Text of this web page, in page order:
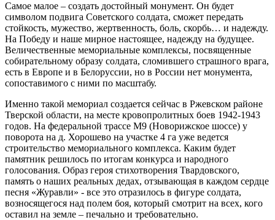
Самое малое – создать достойный монумент. Он будет
символом подвига Советского солдата, сможет передать
стойкость, мужество, жертвенность, боль, скорбь… и надежду.
На Победу и наше мирное настоящее, надежду на будущее.
Величественные мемориальные комплексы, посвященные
собирательному образу солдата, сломившего страшного врага,
есть в Европе и в Белоруссии, но в России нет монумента,
сопоставимого с ними по масштабу.
Именно такой мемориал создается сейчас в Ржевском районе
Тверской области, на месте кровопролитных боев 1942-1943
годов. На федеральной трассе М9 (Новорижское шоссе) у
поворота на д. Хорошево на участке 4 га уже ведется
строительство мемориального комплекса. Каким будет
памятник решилось по итогам конкурса и народного
голосования. Образ героя стихотворения Твардовского,
память о наших реальных дедах, отзывающая в каждом сердце
песня «Журавли» - все это отразилось в фигуре солдата,
возносящегося над полем боя, который смотрит на всех, кого
оставил на земле – печально и требовательно.